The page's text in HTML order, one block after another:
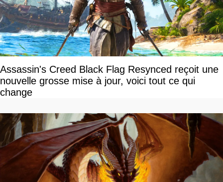
Assassin's Creed Black Flag Resynced reçoit une
nouvelle grosse mise à jour, voici tout ce qui
change